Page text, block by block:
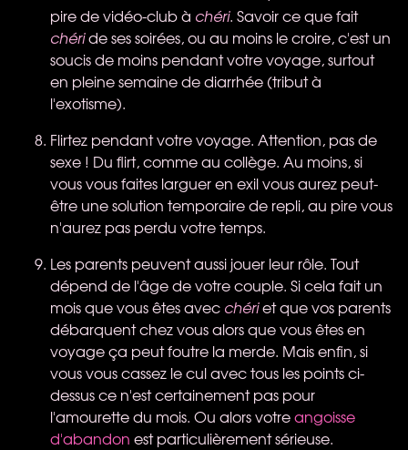
pire de vidéo-club à chéri. Savoir ce que fait
chéride ses soirées, ou au moins le croire, c'est un
soucis de moins pendant votre voyage, surtout
en pleine semaine de diarrhée (tribut à
l'exotisme).
Flirtez pendant votre voyage. Attention, pas de
sexe ! Du flirt, comme au collège. Au moins, si
vous vous faites larguer en exil vous aurez peut-
être une solution temporaire de repli, au pire vous
n'aurez pas perdu votre temps.
Les parents peuvent aussi jouer leur rôle. Tout
dépend de l'âge de votre couple. Si cela fait un
mois que vous êtes avec chériet que vos parents
débarquent chez vous alors que vous êtes en
voyage ça peut foutre la merde. Mais enfin, si
vous vous cassez le cul avec tous les points ci-
dessus ce n'est certainement pas pour
l'amourette du mois. Ou alors votreangoisse
d'abandon est particulièrement sérieuse.